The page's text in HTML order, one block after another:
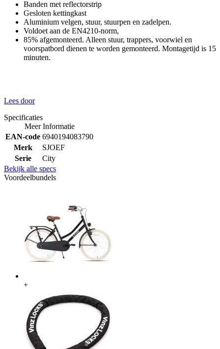
Banden met reflectorstrip
Gesloten kettingkast
Aluminium velgen, stuur, stuurpen en zadelpen.
Voldoet aan de EN4210-norm,
85% afgemonteerd. Alleen stuur, trappers, voorwiel en
voorspatbord dienen te worden gemonteerd. Montagetijd is 15
minuten.
Lees door
Specificaties
Meer Informatie
EAN-code 6940194083790
Merk
SJOEF
Serie
City
Bekijk alle specs
Voordeelbundels
+